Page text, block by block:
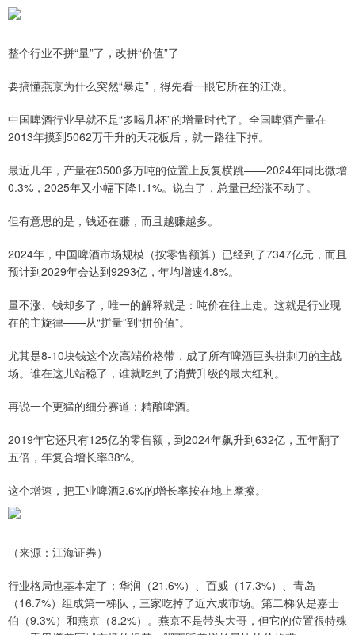
整个行业不拼“量”了，改拼“价值”了
要搞懂燕京为什么突然“暴走”，得先看一眼它所在的江湖。
中国啤酒行业早就不是“多喝几杯”的增量时代了。全国啤酒产量在
2013年摸到5062万千升的天花板后，就一路往下掉。
最近几年，产量在3500多万吨的位置上反复横跳——2024年同比微增
0.3%，2025年又小幅下降1.1%。说白了，总量已经涨不动了。
但有意思的是，钱还在赚，而且越赚越多。
2024年，中国啤酒市场规模（按零售额算）已经到了7347亿元，而且
预计到2029年会达到9293亿，年均增速4.8%。
量不涨、钱却多了，唯一的解释就是：吨价在往上走。这就是行业现
在的主旋律——从“拼量”到“拼价值”。
尤其是8-10块钱这个次高端价格带，成了所有啤酒巨头拼刺刀的主战
场。谁在这儿站稳了，谁就吃到了消费升级的最大红利。
再说一个更猛的细分赛道：精酿啤酒。
2019年它还只有125亿的零售额，到2024年飙升到632亿，五年翻了
五倍，年复合增长率38%。
这个增速，把工业啤酒2.6%的增长率按在地上摩擦。
（来源：江海证券）
行业格局也基本定了：华润（21.6%）、百威（17.3%）、青岛
（16.7%）组成第一梯队，三家吃掉了近六成市场。第二梯队是嘉士
伯（9.3%）和燕京（8.2%）。燕京不是带头大哥，但它的位置很特殊